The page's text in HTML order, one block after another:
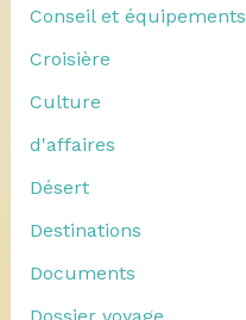
Conseil et équipements
Croisière
Culture
d'affaires
Désert
Destinations
Documents